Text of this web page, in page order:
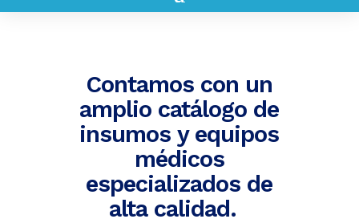
Contamos con un
amplio catálogo de
insumos y equipos
médicos
especializados de
alta calidad.